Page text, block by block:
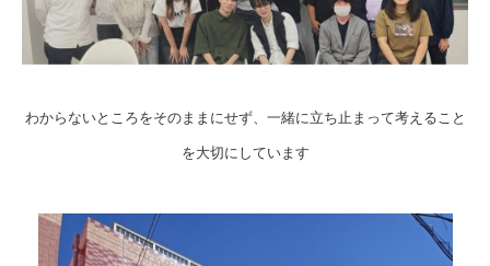
わからないところをそのままにせず、一緒に立ち止まって考えること
を大切にしています